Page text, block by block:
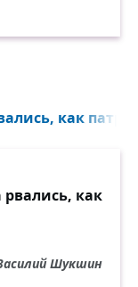
как
как
Шукшин